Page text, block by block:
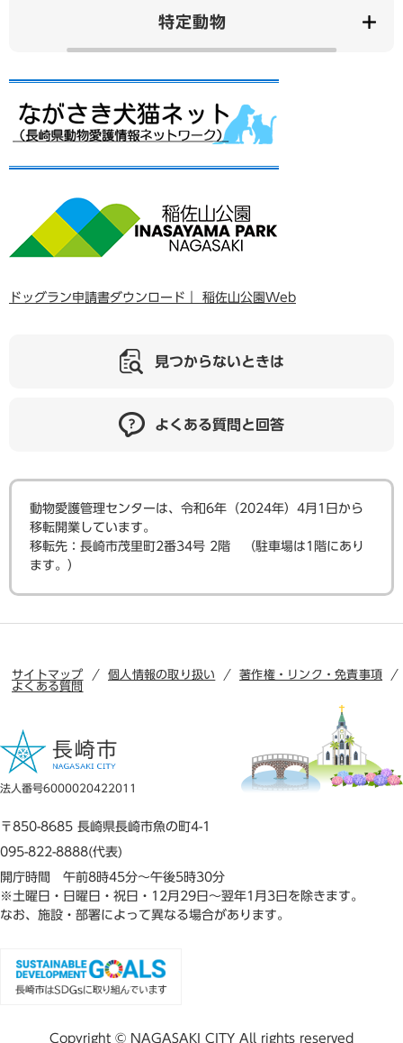
特定動物
ドッグラン申請書ダウンロード｜ 稲佐山公園Web
見つからないときは
よくある質問と回答
動物愛護管理センターは、令和6年（2024年）4月1日から
移転開業しています。
​移転先：長崎市茂里町2番34号 2階 （駐車場は1階にあり
ます。）
サイトマップ 個人情報の取り扱い
著作権・リンク・免責事項
よくある質問
法人番号6000020422011
〒850-8685 長崎県長崎市魚の町4-1
095-822-8888(代表)
開庁時間 午前8時45分～午後5時30分
※土曜日・日曜日・祝日・12月29日～翌年1月3日を除きます。
なお、施設・部署によって異なる場合があります。
Copyright © NAGASAKI CITY All rights reserved